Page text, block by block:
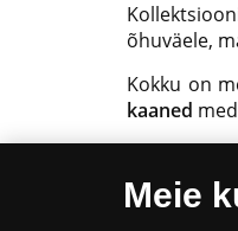
õhuväele,
Kokku on
kaaned
Iga
Meie